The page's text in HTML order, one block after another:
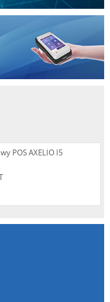
POS AXELIO I5